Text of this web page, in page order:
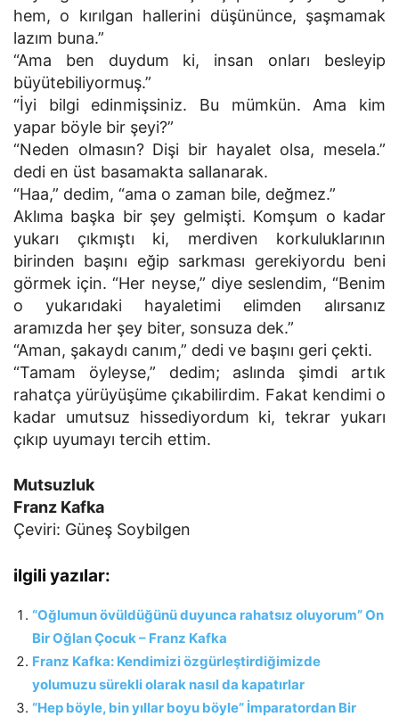
hem, o kırılgan hallerini düşününce, şaşmamak
lazım buna.”
“Ama ben duydum ki, insan onları besleyip
büyütebiliyormuş.”
“İyi bilgi edinmişsiniz. Bu mümkün. Ama kim
yapar böyle bir şeyi?”
“Neden olmasın? Dişi bir hayalet olsa, mesela.”
dedi en üst basamakta sallanarak.
“Haa,” dedim, “ama o zaman bile, değmez.”
Aklıma başka bir şey gelmişti. Komşum o kadar
yukarı çıkmıştı ki, merdiven korkuluklarının
birinden başını eğip sarkması gerekiyordu beni
görmek için. “Her neyse,” diye seslendim, “Benim
o yukarıdaki hayaletimi elimden alırsanız
aramızda her şey biter, sonsuza dek.”
“Aman, şakaydı canım,” dedi ve başını geri çekti.
“Tamam öyleyse,” dedim; aslında şimdi artık
rahatça yürüyüşüme çıkabilirdim. Fakat kendimi o
kadar umutsuz hissediyordum ki, tekrar yukarı
çıkıp uyumayı tercih ettim.
Mutsuzluk
Franz Kafka
Çeviri: Güneş Soybilgen
ilgili yazılar:
“Oğlumun övüldüğünü duyunca rahatsız oluyorum” On
Bir Oğlan Çocuk – Franz Kafka
Franz Kafka: Kendimizi özgürleştirdiğimizde
yolumuzu sürekli olarak nasıl da kapatırlar
“Hep böyle, bin yıllar boyu böyle” İmparatordan Bir